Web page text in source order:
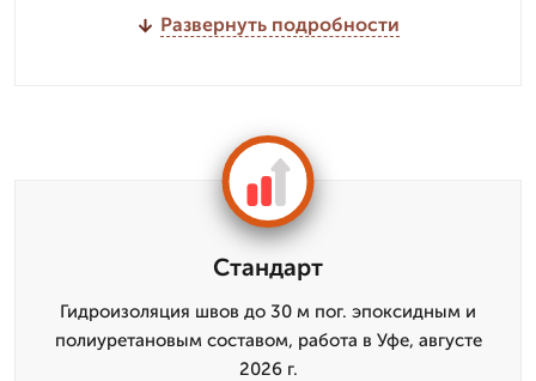
Развернуть подробности
Стандарт
Гидроизоляция швов до 30 м пог. эпоксидным и
полиуретановым составом, работа в Уфе, августе
2026 г.